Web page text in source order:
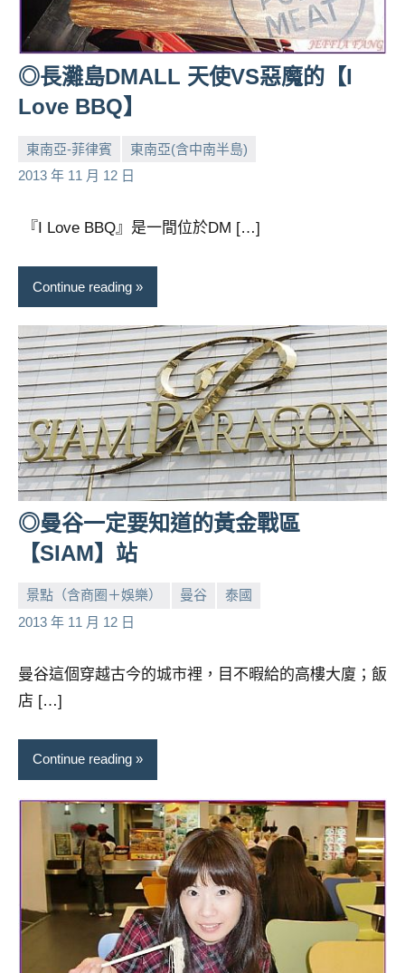
◎長灘島DMALL 天使VS惡魔的【I
Love BBQ】
東南亞-菲律賓
東南亞(含中南半島)
2013 年 11 月 12 日
小
No
『I Love BBQ』是一間位於DM […]
Continue reading
◎曼谷一定要知道的黃金戰區
【SIAM】站
景點（含商圈＋娛樂） 曼谷
泰國
2013 年 11 月 12 日
小
No
曼谷這個穿越古今的城市裡，目不暇給的高樓大廈；飯
店 […]
Continue reading